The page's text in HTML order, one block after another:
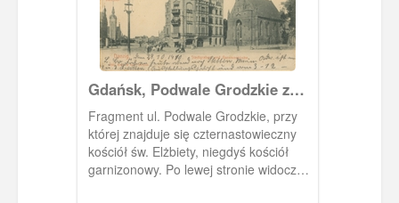
Gdańsk, Podwale Grodzkie z
kościołem św. Elżbiety, Danzig
Stadtgraben u. Garnizonkirche
Fragment ul. Podwale Grodzkie, przy
której znajduje się czternastowieczny
kościół św. Elżbiety, niegdyś kościół
garnizonowy. Po lewej stronie widoczne